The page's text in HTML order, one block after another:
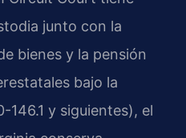
junto con la
bienes y la pensión
bajo la
146.1 y siguientes), el